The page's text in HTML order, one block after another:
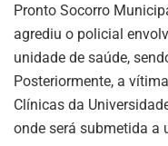
Pronto Socorro
agrediu o policial
unidade de saúde,
Posteriormente, a
Clínicas da
onde será submetida a